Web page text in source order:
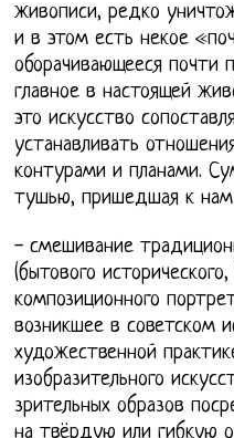
живописи, редко
и в этом есть некое
оборачивающееся почти
главное в настоящей
это искусство
устанавливать
контурами и планами.
тушью, пришедшая к нам
- смешивание
(бытового исторического,
композиционного
возникшее в советском
художественной
изобразительного
зрительных образов